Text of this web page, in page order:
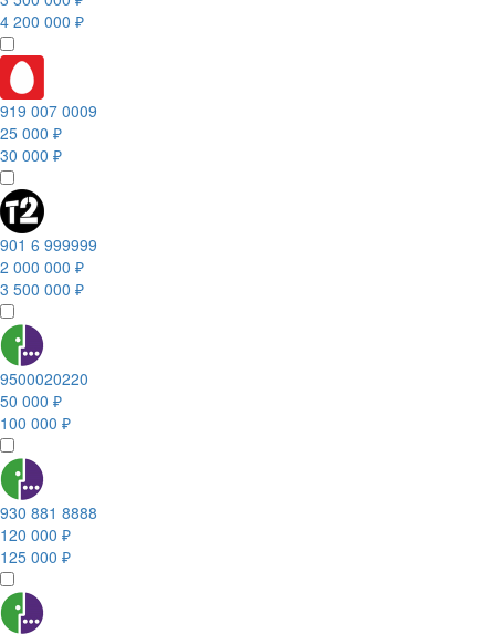
4 200 000 ₽
919 007 0009
25 000 ₽
30 000 ₽
901 6 999999
2 000 000 ₽
3 500 000 ₽
9500020220
50 000 ₽
100 000 ₽
930 881 8888
120 000 ₽
125 000 ₽